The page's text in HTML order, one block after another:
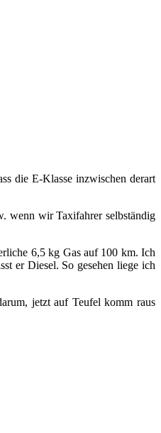
die E-Klasse inzwischen derart
wenn wir Taxifahrer selbständig
6,5 kg Gas auf 100 km. Ich
er Diesel. So gesehen liege ich
jetzt auf Teufel komm raus